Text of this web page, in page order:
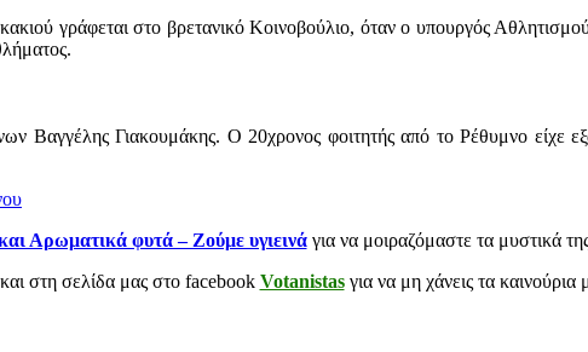
γράφεται στο βρετανικό Κοινοβούλιο, όταν ο υπουργός
Βαγγέλης Γιακουμάκης. Ο 20χρονος φοιτητής από το Ρέθυμνο είχε
Αρωματικά φυτά – Ζούμε υγιεινάγια να μοιραζόμαστε τα μυστικά
στη σελίδα μας στο facebook Votanistasγια να μη χάνεις τα καινούρια